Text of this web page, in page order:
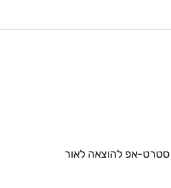
2006. הקימה וניהלה חברת סטרט-אפ להוצאה לאור